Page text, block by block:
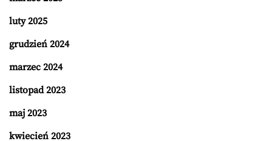
luty 2025
grudzień 2024
marzec 2024
listopad 2023
maj 2023
kwiecień 2023